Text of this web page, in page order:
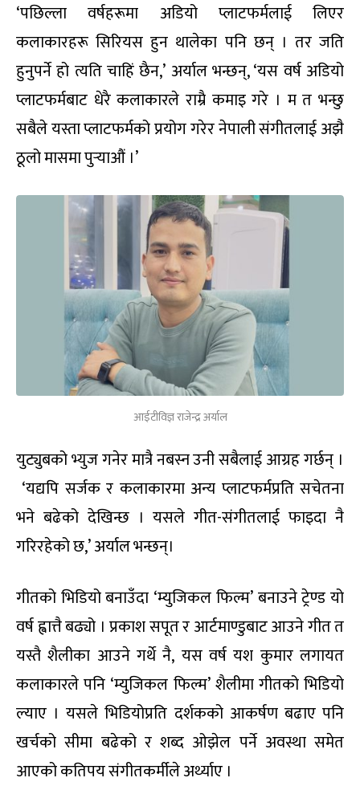
‘पछिल्ला वर्षहरूमा अडियो प्लाटफर्मलाई लिएर
कलाकारहरू सिरियस हुन थालेका पनि छन् । तर जति
हुनुपर्ने हो त्यति चाहिं छैन,’ अर्याल भन्छन्, ‘यस वर्ष अडियो
प्लाटफर्मबाट धेरै कलाकारले राम्रै कमाइ गरे । म त भन्छु
सबैले यस्ता प्लाटफर्मको प्रयोग गरेर नेपाली संगीतलाई अझै
ठूलो मासमा पुर्‍याऔं ।’
आईटीविज्ञ राजेन्द्र अर्याल
युट्युबको भ्युज गनेर मात्रै नबस्न उनी सबैलाई आग्रह गर्छन् ।
‘यद्यपि सर्जक र कलाकारमा अन्य प्लाटफर्मप्रति सचेतना
भने बढेको देखिन्छ । यसले गीत-संगीतलाई फाइदा नै
गरिरहेको छ,’ अर्याल भन्छन्।
गीतको भिडियो बनाउँदा ‘म्युजिकल फिल्म’ बनाउने ट्रेण्ड यो
वर्ष ह्वात्तै बढ्यो । प्रकाश सपूत र आर्टमाण्डुबाट आउने गीत त
यस्तै शैलीका आउने गर्थे नै, यस वर्ष यश कुमार लगायत
कलाकारले पनि ‘म्युजिकल फिल्म’ शैलीमा गीतको भिडियो
ल्याए । यसले भिडियोप्रति दर्शकको आकर्षण बढाए पनि
खर्चको सीमा बढेको र शब्द ओझेल पर्ने अवस्था समेत
आएको कतिपय संगीतकर्मीले अर्थ्याए ।